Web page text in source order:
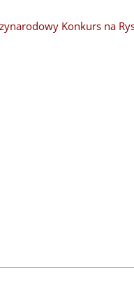
Konkurs na